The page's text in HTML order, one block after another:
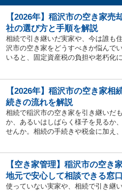
【2026年】稲沢市の空き家売
社の選び方と手順を解説
相続で引き継いだ実家や、今は誰も
沢市の空き家をどうすべきか悩んで
いると、固定資産税の負担や老朽化
【2026年】稲沢市の空き家相
続きの流れを解説
相続で稲沢市の空き家を引き継いだ
か、あるいはしばらく様子を見るか
せんか。相続の手続きや税金に加え
【空き家管理】稲沢市の空き
地元で安心して相談できる窓
使っていない実家や、相続で引き継